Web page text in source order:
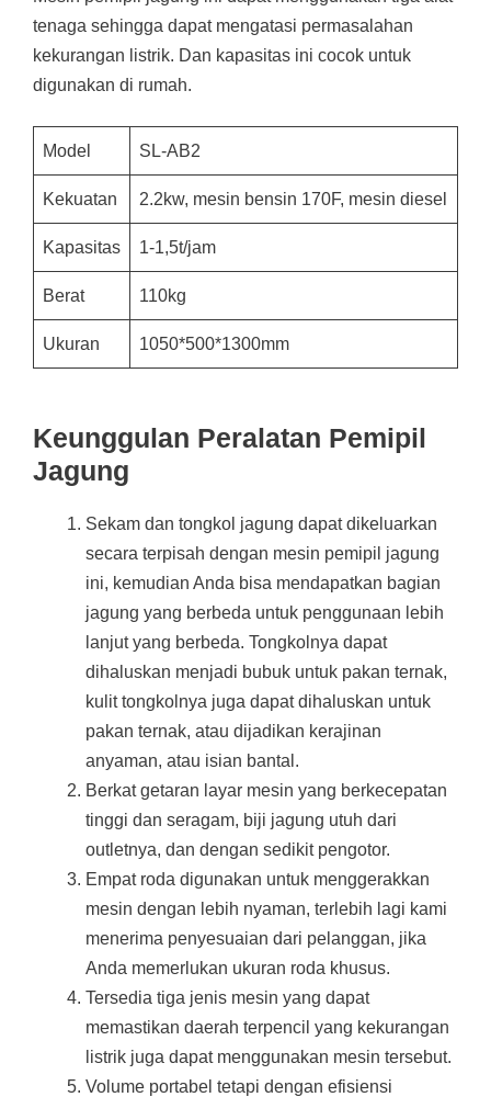
tenaga sehingga dapat mengatasi permasalahan
kekurangan listrik. Dan kapasitas ini cocok untuk
digunakan di rumah.
Model SL-AB2
Kekuatan 2.2kw, mesin bensin 170F, mesin diesel
Kapasitas 1-1,5t/jam
Berat 110kg
Ukuran 1050*500*1300mm
Keunggulan Peralatan Pemipil
Jagung
Sekam dan tongkol jagung dapat dikeluarkan
secara terpisah dengan mesin pemipil jagung
ini, kemudian Anda bisa mendapatkan bagian
jagung yang berbeda untuk penggunaan lebih
lanjut yang berbeda. Tongkolnya dapat
dihaluskan menjadi bubuk untuk pakan ternak,
kulit tongkolnya juga dapat dihaluskan untuk
pakan ternak, atau dijadikan kerajinan
anyaman, atau isian bantal.
Berkat getaran layar mesin yang berkecepatan
tinggi dan seragam, biji jagung utuh dari
outletnya, dan dengan sedikit pengotor.
Empat roda digunakan untuk menggerakkan
mesin dengan lebih nyaman, terlebih lagi kami
menerima penyesuaian dari pelanggan, jika
Anda memerlukan ukuran roda khusus.
Tersedia tiga jenis mesin yang dapat
memastikan daerah terpencil yang kekurangan
listrik juga dapat menggunakan mesin tersebut.
Volume portabel tetapi dengan efisiensi